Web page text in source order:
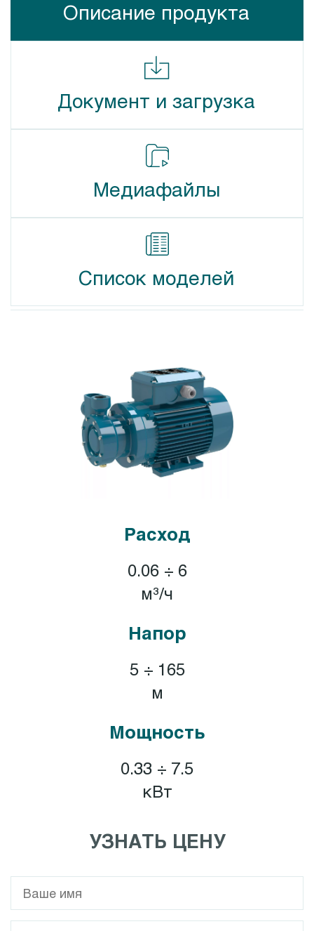
Описание продукта
Документ и загрузка
Медиафайлы
Список моделей
Расход
0.06 ÷ 6
м³/ч
Напор
5 ÷ 165
м
Мощность
0.33 ÷ 7.5
кВт
УЗНАТЬ ЦЕНУ